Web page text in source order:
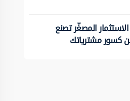
المصغّر تصنع
كسور مشترياتك